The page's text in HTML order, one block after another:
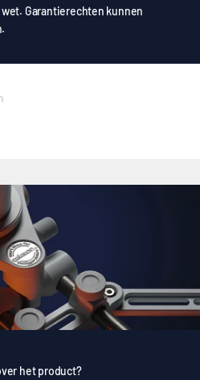
Garantierechten kunnen
het product?